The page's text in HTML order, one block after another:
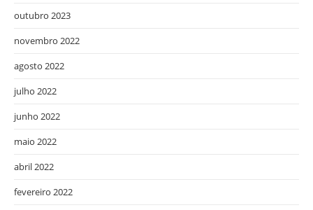
outubro 2023
novembro 2022
agosto 2022
julho 2022
junho 2022
maio 2022
abril 2022
fevereiro 2022